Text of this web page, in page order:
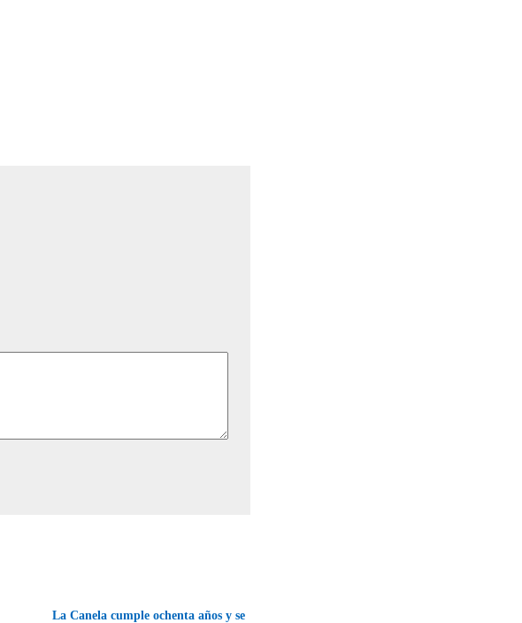
La Canela cumple ochenta años y se